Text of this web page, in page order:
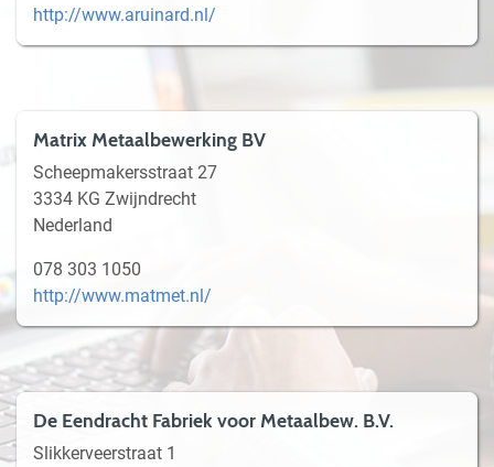
http://www.aruinard.nl/
Matrix Metaalbewerking BV
Scheepmakersstraat 27
3334 KG Zwijndrecht
Nederland
078 303 1050
http://www.matmet.nl/
De Eendracht Fabriek voor Metaalbew. B.V.
Slikkerveerstraat 1